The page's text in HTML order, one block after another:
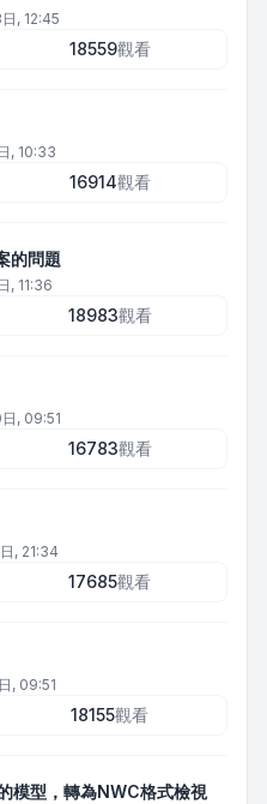
, 12:45
18559觀看
, 10:33
16914觀看
的問題
, 11:36
18983觀看
, 09:51
16783觀看
, 21:34
17685觀看
, 09:51
18155觀看
模型，轉為NWC格式檢視